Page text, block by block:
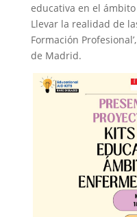
educativa en el
Llevar la realidad de
Formación
de Madrid.